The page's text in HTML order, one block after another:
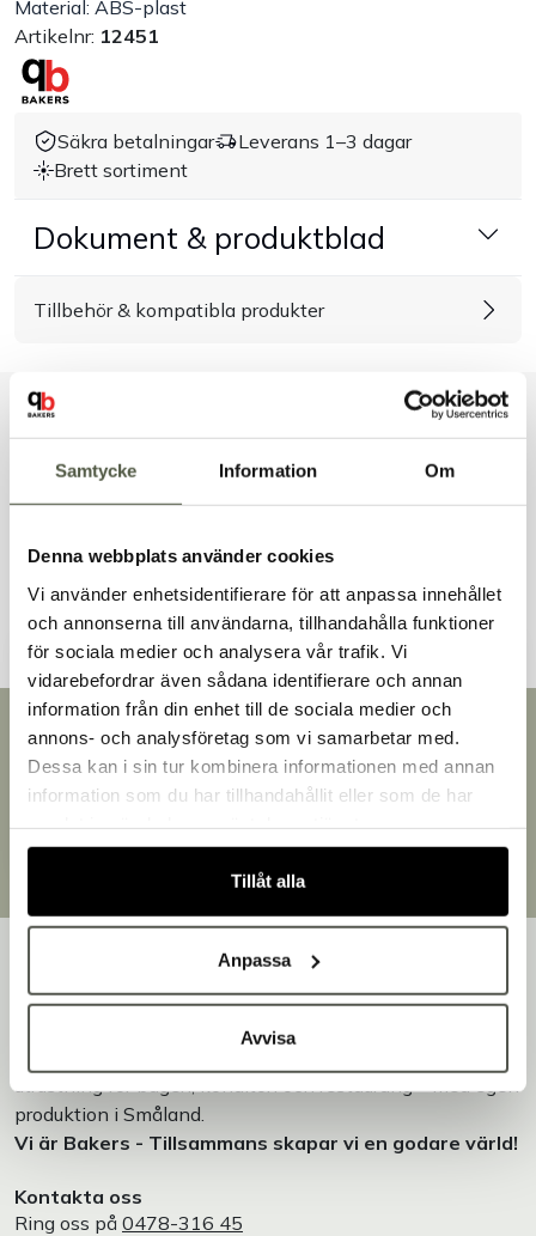
Samtycke Information Om
Denna webbplats använder cookies
Vi använder enhetsidentifierare för att anpassa innehållet
och annonserna till användarna, tillhandahålla funktioner
för sociala medier och analysera vår trafik. Vi
vidarebefordrar även sådana identifierare och annan
information från din enhet till de sociala medier och
annons- och analysföretag som vi samarbetar med.
Dessa kan i sin tur kombinera informationen med annan
information som du har tillhandahållit eller som de har
Tillåt alla
Anpassa
Avvisa
Handla efter bransch
Varumärken
Kontakt
Material: ABS-plast
Artikelnr: 12451
Säkra betalningar
Leverans 1–3 dagar
Brett sortiment
Dokument & produktblad
Tillbehör & kompatibla produkter
Liknande produkter
Andra kunder tittade även på
Snabb leverans
Leverans inom 3-5 arbetsdagar.
Brett sortiment
Egen produktion
Designat och tillverkat i Småland
utrustning för bageri, konditori och restaurang – med egen
produktion i Småland.
Vi är Bakers - Tillsammans skapar vi en godare värld!
Kontakta oss
Ring oss på 0478-316 45
Välkommen till Bakers!
Handlar du som företag eller privatperson?
Fortsätt som privatperson